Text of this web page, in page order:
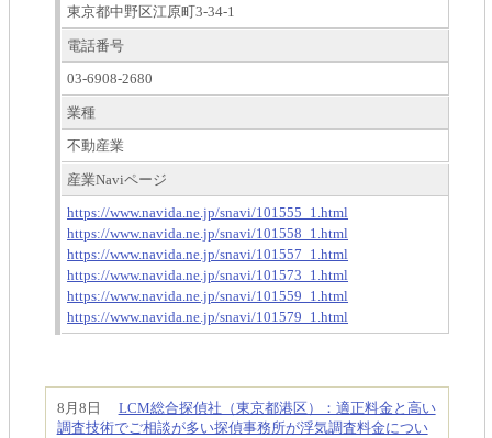
東京都中野区江原町3-34-1
電話番号
03-6908-2680
業種
不動産業
産業Naviページ
https://www.navida.ne.jp/snavi/101555_1.html
https://www.navida.ne.jp/snavi/101558_1.html
https://www.navida.ne.jp/snavi/101557_1.html
https://www.navida.ne.jp/snavi/101573_1.html
https://www.navida.ne.jp/snavi/101559_1.html
https://www.navida.ne.jp/snavi/101579_1.html
8月8日 LCM総合探偵社（東京都港区）：適正料金と高い
調査技術でご相談が多い探偵事務所が浮気調査料金につい